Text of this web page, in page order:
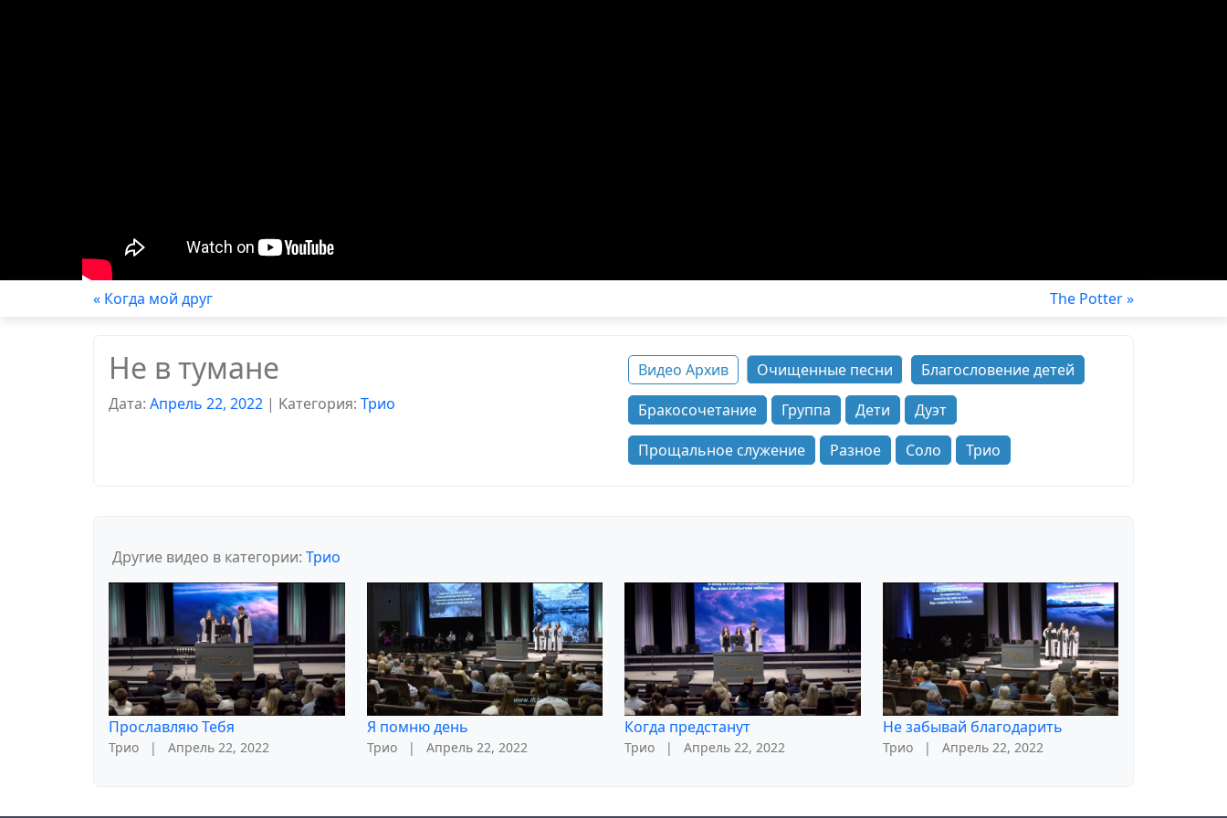
« Когда мой друг The Potter »
Не в тумане
Дата: Апрель 22, 2022 | Kатегория: Трио
Видео Архив Очищенные песни
Благословение детей
Бракосочетание
Группа Дети
Дуэт
Прощальное служение
Разное Соло Трио
Другие видео в категории: Трио
Прославляю Тебя
Трио | Апрель 22, 2022
Я помню день
Трио| Апрель 22, 2022
Когда предстанут
Трио | Апрель 22, 2022
Не забывай благодарить
Трио| Апрель 22, 2022